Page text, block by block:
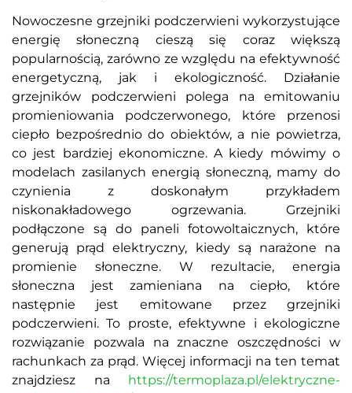
Nowoczesne grzejniki podczerwieni wykorzystujące
energię słoneczną cieszą się coraz większą
popularnością, zarówno ze względu na efektywność
energetyczną, jak i ekologiczność. Działanie
grzejników podczerwieni polega na emitowaniu
promieniowania podczerwonego, które przenosi
ciepło bezpośrednio do obiektów, a nie powietrza,
co jest bardziej ekonomiczne. A kiedy mówimy o
modelach zasilanych energią słoneczną, mamy do
czynienia z doskonałym przykładem
niskonakładowego ogrzewania. Grzejniki
podłączone są do paneli fotowoltaicznych, które
generują prąd elektryczny, kiedy są narażone na
promienie słoneczne. W rezultacie, energia
słoneczna jest zamieniana na ciepło, które
następnie jest emitowane przez grzejniki
podczerwieni. To proste, efektywne i ekologiczne
rozwiązanie pozwala na znaczne oszczędności w
rachunkach za prąd. Więcej informacji na ten temat
znajdziesz na https://termoplaza.pl/elektryczne-